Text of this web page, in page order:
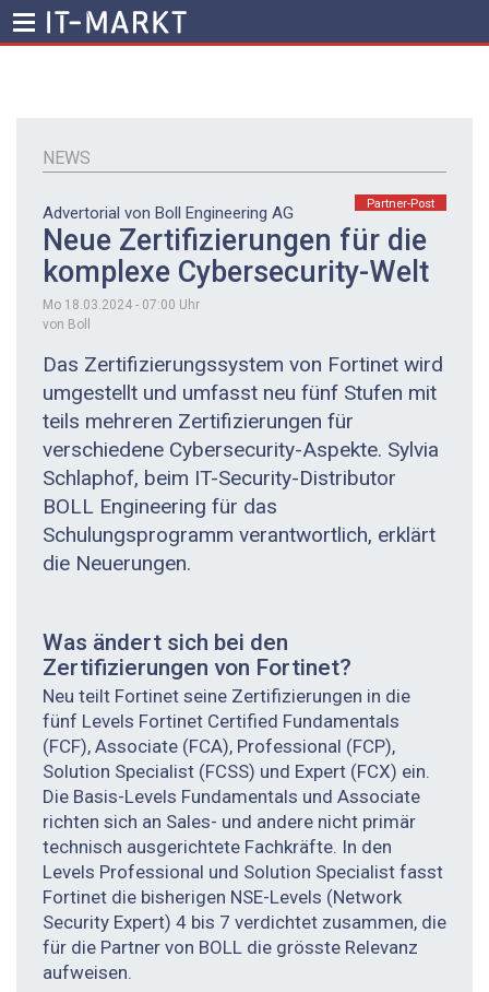
NEWS
Partner-Post
Advertorial von Boll Engineering AG
Neue Zertifizierungen für die
komplexe Cybersecurity-Welt
Mo 18.03.2024 - 07:00 Uhr
von Boll
Das Zertifizierungssystem von Fortinet wird
umgestellt und umfasst neu fünf Stufen mit
teils mehreren Zertifizierungen für
verschiedene Cybersecurity-Aspekte. Sylvia
Schlaphof, beim IT-Security-Distributor
BOLL Engineering für das
Schulungsprogramm verantwortlich, erklärt
die Neuerungen.
Was ändert sich bei den
Zertifizierungen von Fortinet?
Neu teilt Fortinet seine Zertifizierungen in die
fünf Levels Fortinet Certified Fundamentals
(FCF), Associate (FCA), Professional (FCP),
Solution Specialist (FCSS) und Expert (FCX) ein.
Die Basis-Levels Fundamentals und Associate
richten sich an Sales- und andere nicht primär
technisch ausgerichtete Fachkräfte. In den
Levels Professional und Solution Specialist fasst
Fortinet die bisherigen NSE-Levels (Network
Security Expert) 4 bis 7 verdichtet zusammen, die
für die Partner von BOLL die grösste Relevanz
aufweisen.